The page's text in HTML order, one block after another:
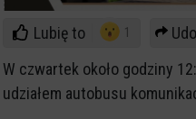
Lubię to 1
W czwartek około godziny
udziałem autobusu